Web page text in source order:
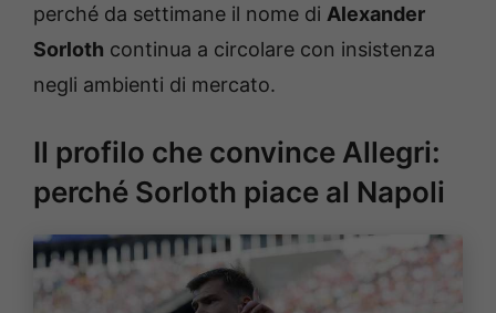
perché da settimane il nome di Alexander
Sorloth continua a circolare con insistenza
negli ambienti di mercato.
Il profilo che convince Allegri:
perché Sorloth piace al Napoli